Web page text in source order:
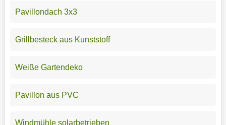
Pavillondach 3x3
Grillbesteck aus Kunststoff
Weiße Gartendeko
Pavillon aus PVC
Windmühle solarbetrieben